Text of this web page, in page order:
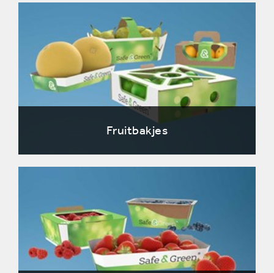
Fruitbakjes